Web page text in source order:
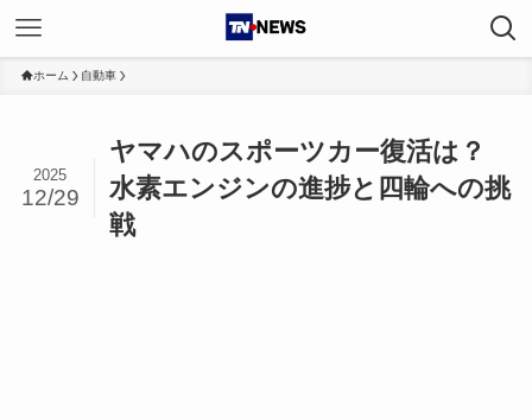
ホーム 自動車
ヤマハのスポーツカー復活は？
水素エンジンの進捗と四輪への挑
戦
2025
12/29